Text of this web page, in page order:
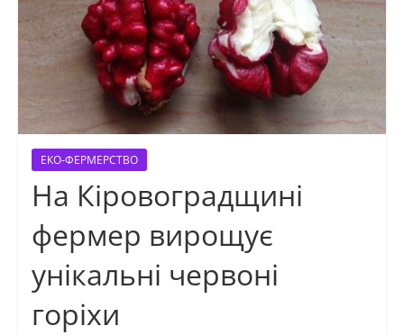
ЕКО-ФЕРМЕРСТВО
На Кіровоградщині
фермер вирощує
унікальні червоні
горіхи